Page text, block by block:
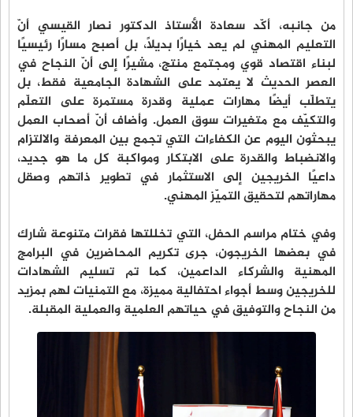
من جانبه، أكّد سعادة الأستاذ الدكتور نصار القيسي أنّ
التعليم المهني لم يعد خيارًا بديلًا، بل أصبح مسارًا رئيسيًا
لبناء اقتصاد قوي ومجتمع منتج، مشيرًا إلى أنّ النجاح في
العصر الحديث لا يعتمد على الشهادة الجامعية فقط، بل
يتطلّب أيضًا مهارات عملية وقدرة مستمرة على التعلّم
والتكيّف مع متغيرات سوق العمل. وأضاف أنّ أصحاب العمل
يبحثون اليوم عن الكفاءات التي تجمع بين المعرفة والالتزام
والانضباط والقدرة على الابتكار ومواكبة كل ما هو جديد،
داعيًا الخريجين إلى الاستثمار في تطوير ذاتهم وصقل
مهاراتهم لتحقيق التميّز المهني.
وفي ختام مراسم الحفل، التي تخللتها فقرات متنوعة شارك
في بعضها الخريجون، جرى تكريم المحاضرين في البرامج
المهنية والشركاء الداعمين، كما تم تسليم الشهادات
للخريجين وسط أجواء احتفالية مميزة، مع التمنيات لهم بمزيد
من النجاح والتوفيق في حياتهم العلمية والعملية المقبلة.